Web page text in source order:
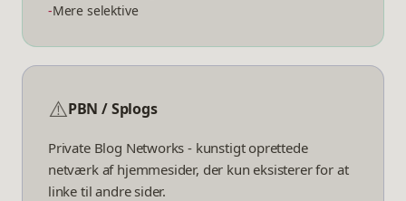
-Mere selektive
⚠️PBN / Splogs
Private Blog Networks - kunstigt oprettede
netværk af hjemmesider, der kun eksisterer for at
linke til andre sider.